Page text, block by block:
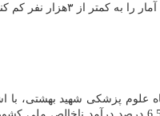
۳هزار نفر كم كند.
علوم پزشكی شهید بهشتی،